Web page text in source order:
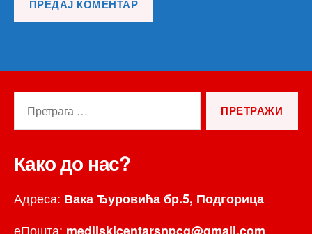
Како до нас?
Адреса: Вака Ђуровића бр.5, Подгорица
еПошта: medijskicentarsnpcg@gmail.com